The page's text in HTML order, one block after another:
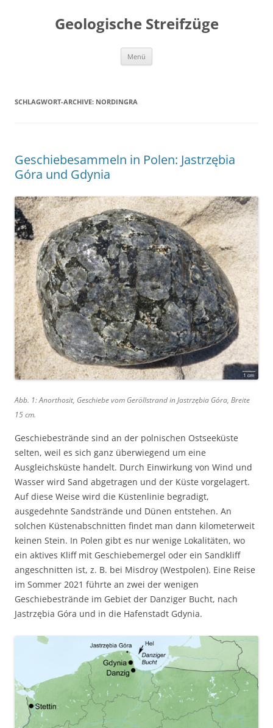
Geologische Streifzüge
Menü
SCHLAGWORT-ARCHIVE: NORDINGRA
Geschiebesammeln in Polen: Jastrzębia
Góra und Gdynia
Abb. 1: Anorthosit, Geschiebe vom Geröllstrand in Jastrzębia Góra, Breite
15 cm.
Geschiebestrände sind an der polnischen Ostseeküste
selten, weil es sich ganz überwiegend um eine
Ausgleichsküste handelt. Durch Einwirkung von Wind und
Wasser wird Sand abgetragen und der Küste vorgelagert.
Auf diese Weise wird die Küstenlinie begradigt,
ausgedehnte Sandstrände und Dünen entstehen. An
solchen Küstenabschnitten findet man dann kilometerweit
keinen Stein. In Polen gibt es nur wenige Lokalitäten, wo
ein aktives Kliff mit Geschiebemergel oder ein Sandkliff
angeschnitten ist, z. B. bei Misdroy (Westpolen). Eine Reise
im Sommer 2021 führte an zwei der wenigen
Geschiebestrände im Gebiet der Danziger Bucht, nach
Jastrzębia Góra und in die Hafenstadt Gdynia.